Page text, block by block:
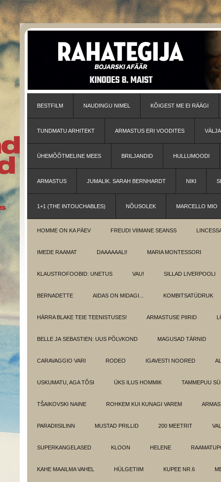
BESTFILM NAUDINGU NIMEL KÕIGEST ME EI RÄÄGI
TUNDMATU ARHITEKT ARMASTUS ERI VOODITES
ÜHEMÕÕTMELINE MEES BRILJANDID HULLUMOODI
ARMASTUS JUMALIK. SARAH BERNHARDT NIKI
1+1 (THE INTOUCHABLES) NÕUSOLEK MARCELLO MIO
HOMME ON KA PÄEV FREUDI VIIMANE SEANSS
IMEDE RAAMAT DAAAAAALI! MARIA MONTESSORI
KLAUSTROFOOBID: UNETUS VAU! SILLAD LIVERPOOLI
BERNADETTE AIDAS ON MIDAGI... KOMBITSATÜDRUK
HÄRRA BLAKE TEIE TEENISTUSES! ARMASTUSE PIIRID
BELLE JA SEBASTIEN: UUS PÕLVKOND MAGUSAD TÄRNID
CARAVAGGIO VARI RODEO IGAVESTI NOORED
USKUMATU, AGA TÕSI ÜKS ILUS HOMMIK TAMMEPUU
TŠAIKOVSKI NAINE ROHKEM KUI KUNAGI VAREM
PARADIISILINN MUSTAD PRILLID 200 MEETRIT
SUPERKANGELASED KLOON HELENE
KAHE MAAILMA VAHEL HÜLGETIIM KUPEE NR.6